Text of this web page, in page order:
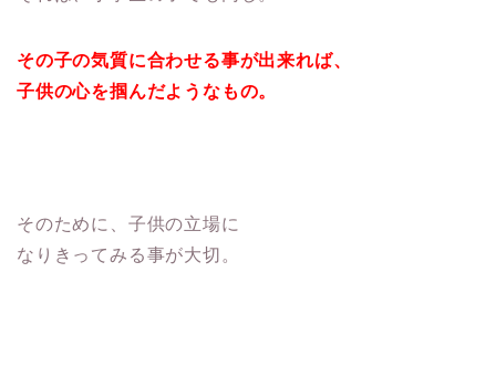
その子の気質に合わせる事が出来れば、
子供の心を掴んだようなもの。
そのために、子供の立場に
なりきってみる事が大切。